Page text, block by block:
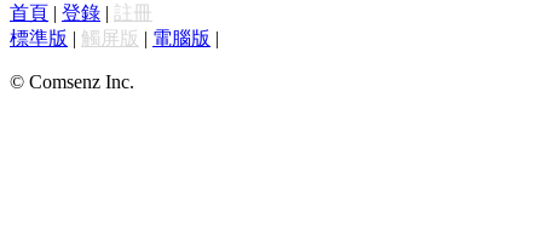
首頁 | 登錄 | 註冊
標準版 | 觸屏版 | 電腦版 |
© Comsenz Inc.